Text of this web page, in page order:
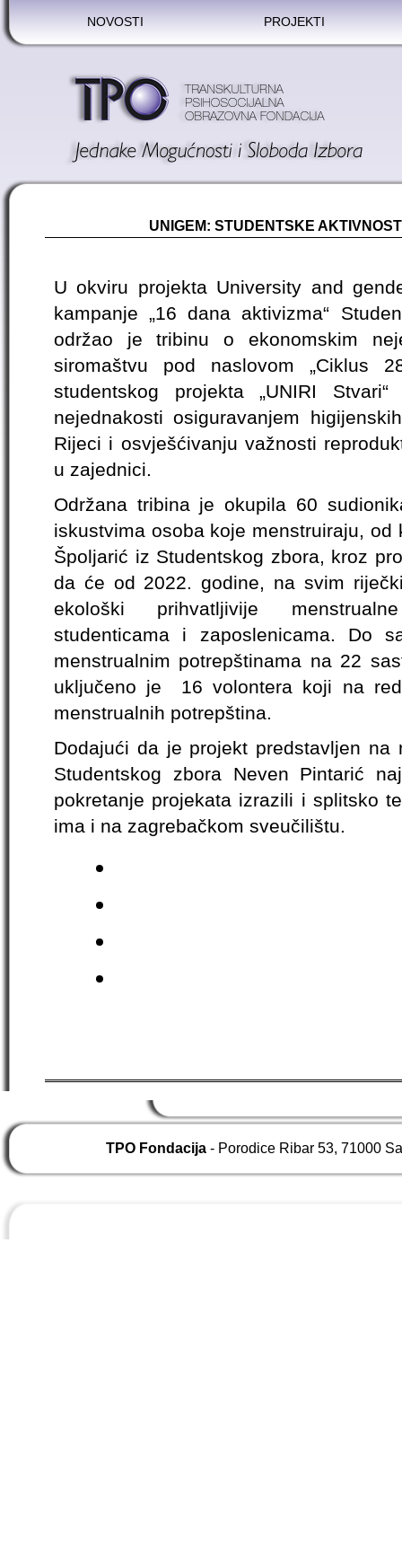
NOVOSTI PROJEKTI
UNIGEM: STUDENTSKE
U okviru projekta University and
kampanje „16 dana aktivizma“
održao je tribinu o ekonomskim
siromaštvu pod naslovom „Ciklus
studentskog projekta „UNIRI
nejednakosti osiguravanjem
Rijeci i osvješćivanju važnosti
u zajednici.
Održana tribina je okupila 60
iskustvima osoba koje menstruiraju,
Špoljarić iz Studentskog zbora, kroz
da će od 2022. godine, na svim
ekološki prihvatljivije
studenticama i zaposlenicama. Do
menstrualnim potrepštinama na 22
uključeno je 16 volontera koji na
menstrualnih potrepština.
Dodajući da je projekt predstavljen na
Studentskog zbora Neven Pintarić
pokretanje projekata izrazili i splitsko
ima i na zagrebačkom sveučilištu.
TPO Fondacija - Porodice Ribar 53, 71000